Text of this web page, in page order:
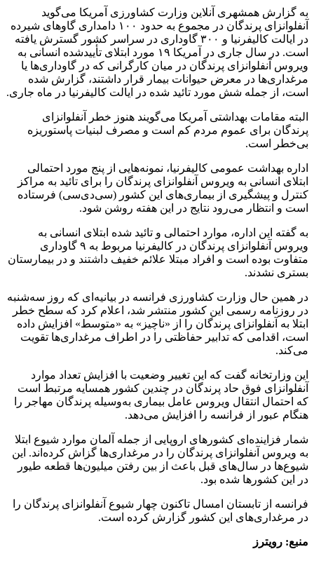
به گزارش همشهری آنلاین وزارت کشاورزی آمریکا می‌گوید
آنفلوانزای پرندگان در مجموع به حدود ۱۰۰ دامداری گاوهای شیرده
در ایالت کالیفرنیا و ۳۰۰ گاوداری در سراسر کشور گسترش ‌یافته
است. در سال جاری در آمریکا ۱۹ مورد ابتلای تأییدشده انسانی به
ویروس آنفلوانزای پرندگان در میان کارگرانی که در گاوداری‌ها یا
مرغداری‌ها در معرض حیوانات بیمار قرار داشتند، گزارش شده
است، از جمله شش مورد تائید شده در ایالت کالیفرنیا در ماه جاری.
البته مقامات بهداشتی آمریکا می‌گویند هنوز خطر آنفلوانزای
پرندگان برای عموم مردم کم است و مصرف لبنیات پاستوریزه
بی‌خطر است.
اداره بهداشت عمومی کالیفرنیا، نمونه‌هایی از پنج مورد احتمالی
ابتلای انسانی به ویروس آنفلوانزای پرندگان را برای تائید به مراکز
کنترل و پیشگیری از بیماری‌های این کشور (سی‌دی‌سی)‌ فرستاده
است و انتظار می‌رود نتایج در این هفته روشن شود.
به گفته این اداره، موارد احتمالی و تائید شده ابتلای انسانی به
ویروس آنفلوانزای پرندگان در کالیفرنیا مربوط به ۹ گاوداری
متفاوت بوده است و افراد مبتلا علائم خفیف داشتند و در بیمارستان
بستری نشدند.
در همین حال وزارت کشاورزی فرانسه در بیانیه‌ای که روز سه‌شنبه
در روزنامه رسمی این کشور منتشر شد، اعلام کرد که سطح خطر
ابتلا به آنفلوانزای پرندگان را از «ناچیز» به «متوسط» افزایش داده
است، اقدامی که تدابیر حفاظتی را در اطراف مرغداری‌ها تقویت
می‌کند.
این وزارتخانه گفت که این تغییر وضعیت با افزایش تعداد موارد
آنفلوانزای فوق حاد پرندگان در چندین کشور همسایه مرتبط است
که احتمال انتقال ویروس عامل بیماری به‌وسیله پرندگان مهاجر را
هنگام عبور از فرانسه را افزایش می‌دهد.
شمار فزاینده‌ای کشورهای اروپایی از جمله آلمان موارد شیوع ابتلا
به ویروس آنفلوانزای پرندگان را در مرغداری‌ها گزاش کرده‌اند. این
شیوع‌ها در سال‌های قبل باعث از بین رفتن میلیون‌ها قطعه طیور
در این کشورها شده بود.
فرانسه از تابستان امسال تاکنون چهار شیوع آنفلوانزای پرندگان را
در مرغداری‌های این کشور گزارش کرده است.
منبع: رویترز